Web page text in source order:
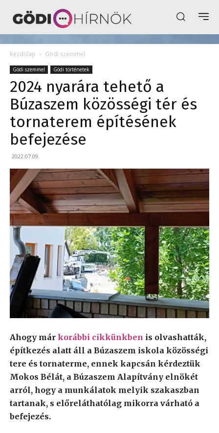
Kezdőlap Gödi szemmel
Gödi szemmel Gödi történetek
2024 nyarára tehető a
Búzaszem közösségi tér és
tornaterem építésének
befejezése
2022.07.09.
Ahogy már korábbi cikkünkben is olvashatták,
építkezés alatt áll a Búzaszem iskola közösségi
tere és tornaterme, ennek kapcsán kérdeztük
Mokos Bélát, a Búzaszem Alapítvány elnökét
arról, hogy a munkálatok melyik szakaszban
tartanak, s előreláthatólag mikorra várható a
befejezés.